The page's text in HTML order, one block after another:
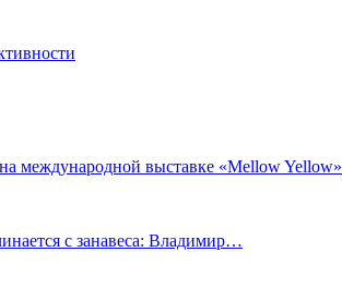
международной выставке «Mellow Yellow»
с занавеса: Владимир…